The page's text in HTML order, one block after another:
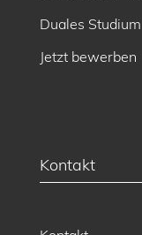
Duales Studium
Jetzt bewerben
Kontakt